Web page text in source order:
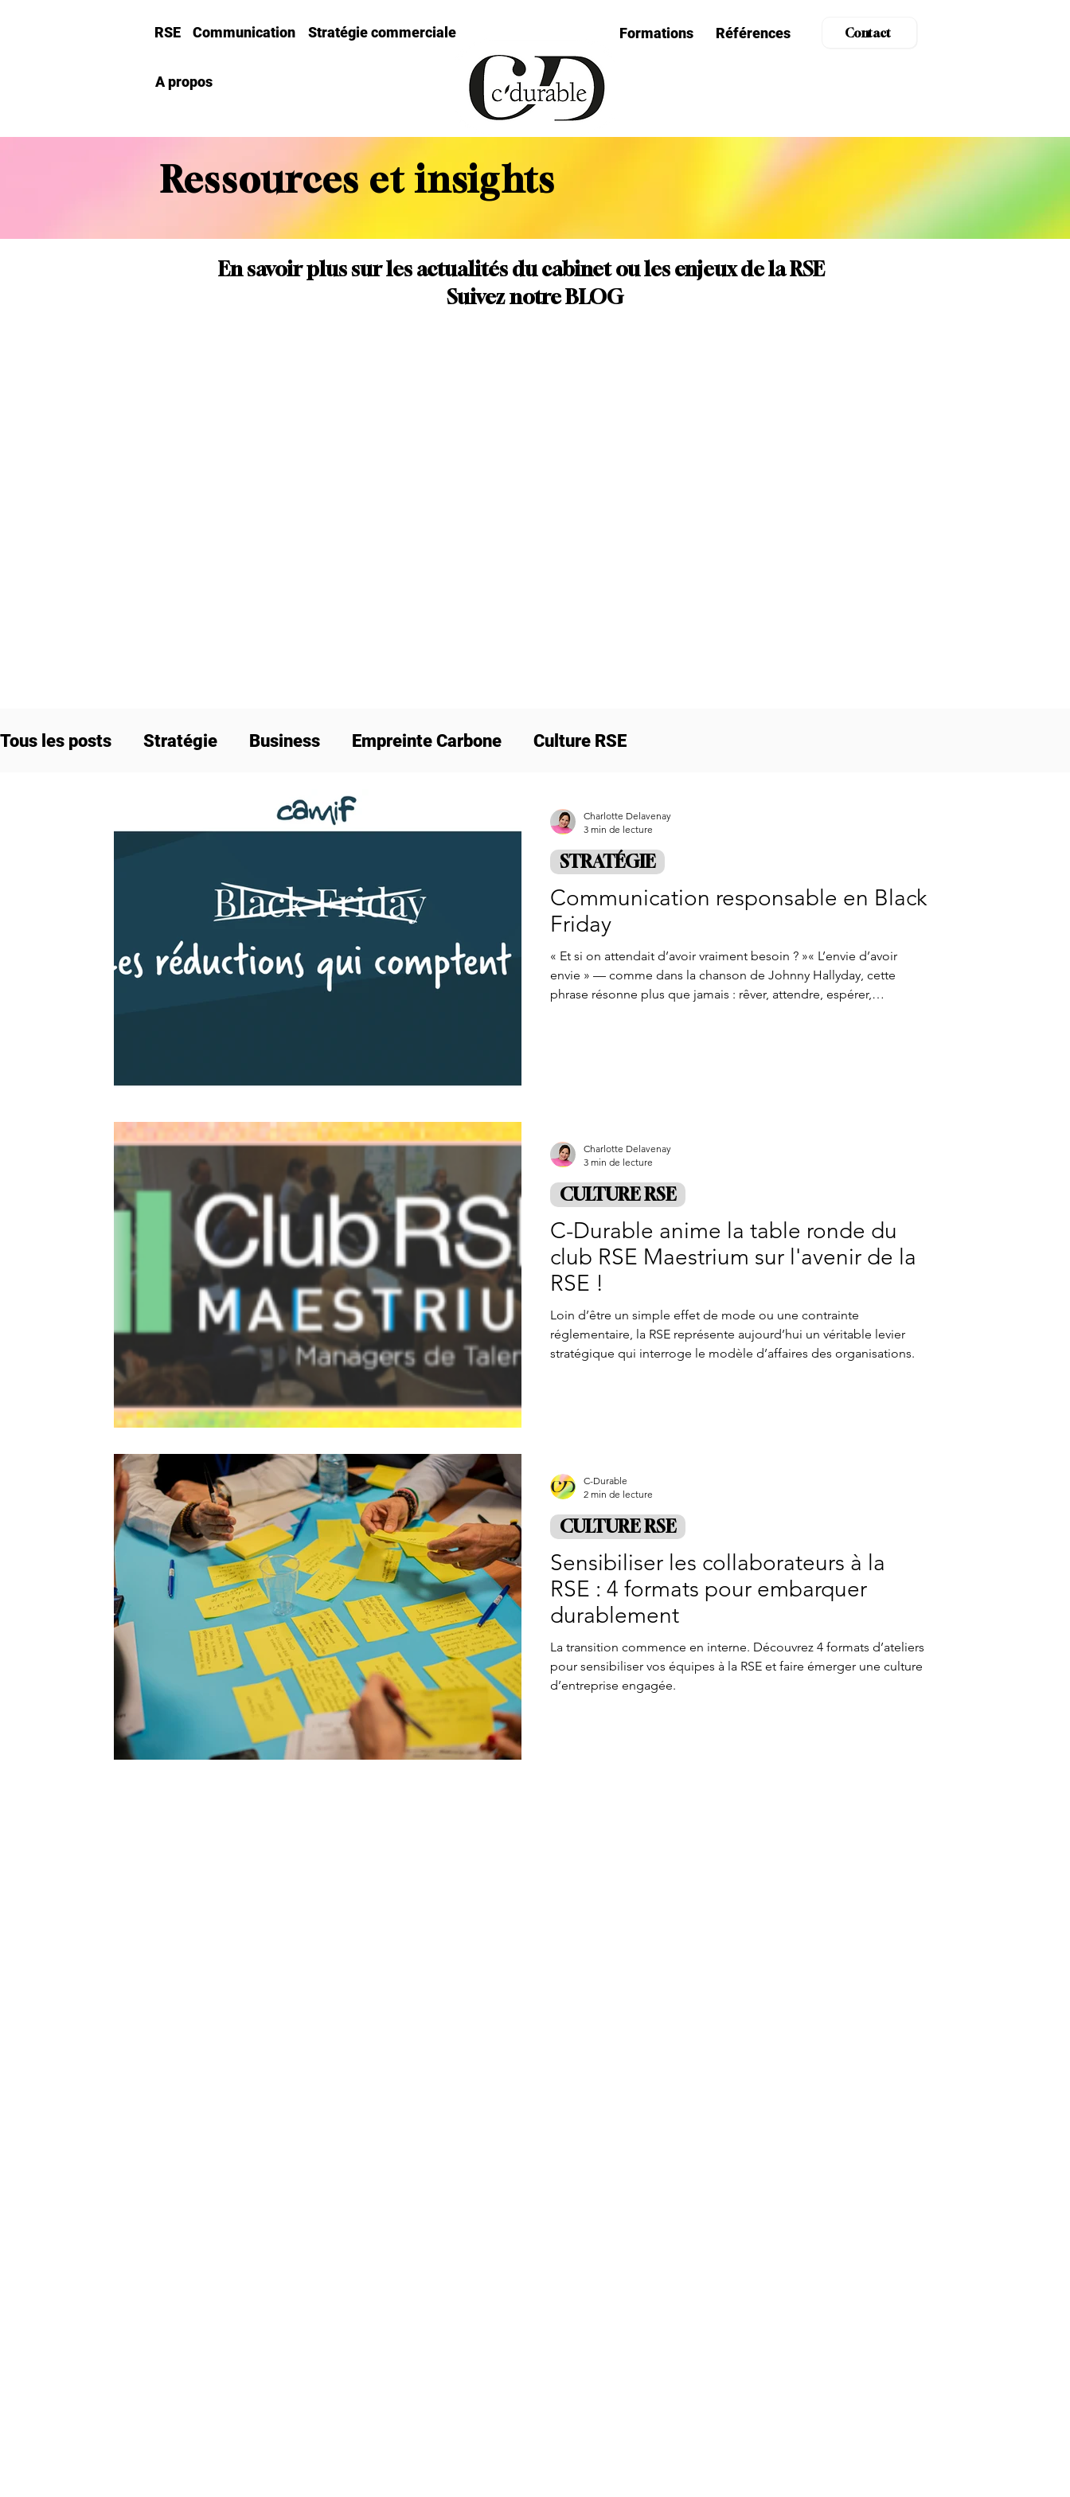
RSE Communication Stratégie commerciale
A propos
Formations Références Contact
Ressources et insights
En savoir plus sur les actualités du cabinet ou les enjeux de la RSE
Suivez notre BLOG
Tous les posts Stratégie Business Empreinte Carbone Culture RSE
Communication Formations
Communication responsable en Black
Friday
« Et si on attendait d’avoir vraiment besoin ? »« L’envie d’avoir
envie » — comme dans la chanson de Johnny Hallyday, cette
phrase résonne plus que jamais : rêver, attendre, espérer,
STRATÉGIE
Charlotte Delavenay
3 min de lecture
C-Durable anime la table ronde du
club RSE Maestrium sur l'avenir de la
RSE !
Loin d’être un simple effet de mode ou une contrainte
réglementaire, la RSE représente aujourd’hui un véritable levier
stratégique qui interroge le modèle d’affaires des organisations.
CULTURE RSE
Charlotte Delavenay
3 min de lecture
Sensibiliser les collaborateurs à la
RSE : 4 formats pour embarquer
durablement
La transition commence en interne. Découvrez 4 formats d’ateliers
pour sensibiliser vos équipes à la RSE et faire émerger une culture
d’entreprise engagée.
CULTURE RSE
C-Durable
2 min de lecture